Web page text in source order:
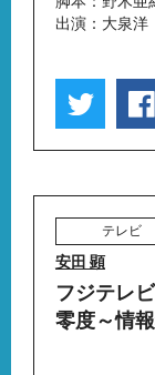
出演：大泉
テレビ
安田 顕
フジテレ
零度～情